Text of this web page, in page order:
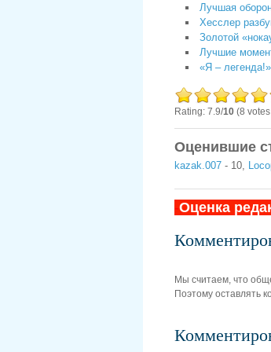
Лучшая
Хесслер
Золотой
Лучшие
«Я – легенда!»
Rating: 7.9/10 (8
Оценившие
kazak.007 - 10,
-Оценка
Мы считаем, что
Поэтому оставлять